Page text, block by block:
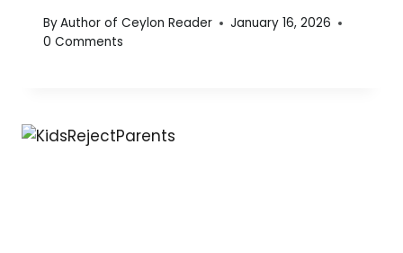
ByAuthor of Ceylon Reader
January 16, 2026
0 Comments